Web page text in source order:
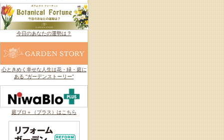
今日のあなたの運勢は？
心ときめく幸せな人生は花・緑・庭に
ある “ガーデンストーリー”
庭ブロ＋（プラス）はこちら